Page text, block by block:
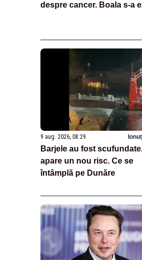
despre cancer. Boala s-a
9 aug. 2026, 08:29
Barjele au fost
apare un nou risc. Ce se
întâmplă pe Dunăre